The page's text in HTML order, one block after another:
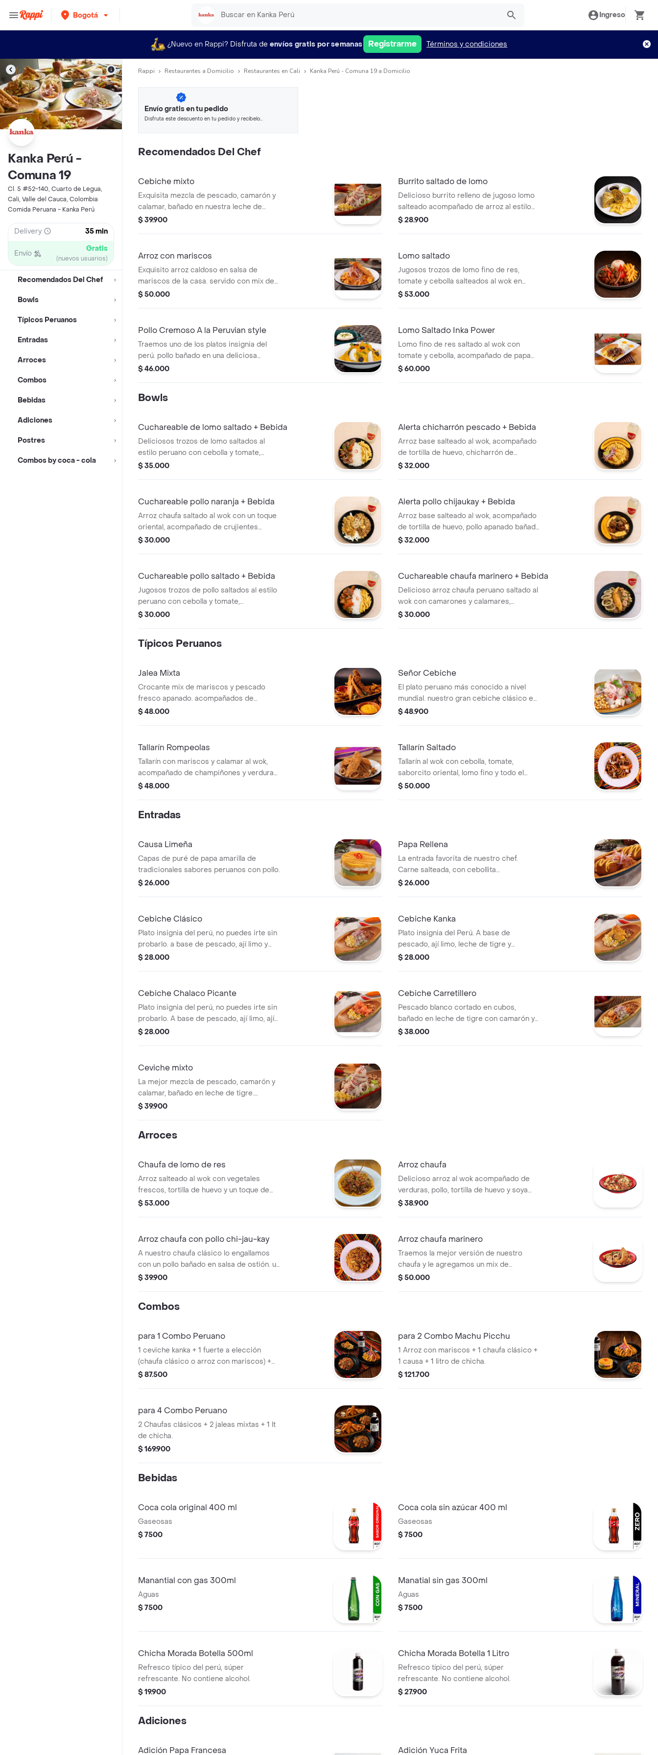
Bogotá Ingreso
¿Nuevo en Rappi? Disfruta de envíos gratis por semanas Registrarme Términos y condiciones
Kanka Perú -
Comuna 19
Cl. 5 #52-140, Cuarto de Legua,
Cali, Valle del Cauca, Colombia
Comida Peruana - Kanka Perú
Delivery 35 min
Envío Gratis
(nuevos usuarios)
Recomendados Del Chef
Bowls
Típicos Peruanos
Entradas
Arroces
Combos
Bebidas
Adiciones
Postres
Combos by coca - cola
Rappi Restaurantes a Domicilio Restaurantes en Cali Kanka Perú - Comuna 19 a Domicilio
Envío gratis en tu pedido
Disfruta este descuento en tu pedido y recíbelo
Recomendados Del Chef
Cebiche mixto
Exquisita mezcla de pescado, camarón y
calamar, bañado en nuestra leche de
tigre. acompañado de maíz chulpi y maíz
$ 39.900
Burrito saltado de lomo
Delicioso burrito relleno de jugoso lomo
salteado acompañado de arroz al estilo
peruano, envuelto en una tortilla
chips y dos salsas: una intensa de soya y
toque perfecto.
$ 28.900
Arroz con mariscos
Exquisito arroz caldoso en salsa de
mariscos de la casa. servido con mix de
camarones, calamar y pescado apanado,
$ 50.000
Lomo saltado
Jugosos trozos de lomo fino de res,
tomate y cebolla salteados al wok en
salsa de vinagre y soya. acompañado de
$ 53.000
Pollo Cremoso A la Peruvian style
Traemos uno de los platos insignia del
perú. pollo bañado en una deliciosa
crema de ají amarillo, servido sobre
$ 46.000
Lomo Saltado Inka Power
Lomo fino de res saltado al wok con
tomate y cebolla, acompañado de papa
francesa, huevos fritos y dulces tajadas
$ 60.000
Bowls
Cuchareable de lomo saltado + Bebida
Deliciosos trozos de lomo saltados al
estilo peruano con cebolla y tomate,
acompañados de papas crocantes y
damos una bebida limonada natural de
$ 35.000
Alerta chicharrón pescado + Bebida
Arroz base salteado al wok, acompañado
de tortilla de huevo, chicharrón de
pescado, sarsa criolla, una tajada de
$ 32.000
Cuchareable pollo naranja + Bebida
Arroz chaufa saltado al wok con un toque
oriental, acompañado de crujientes
trozos de pollo apanado, bañados en una
+ una limonada natural de 250 ml.
$ 30.000
Alerta pollo chijaukay + Bebida
Arroz base salteado al wok, acompañado
de tortilla de huevo, pollo apanado bañado
en salsa chijaukay, una tajada de plátano
$ 32.000
Cuchareable pollo saltado + Bebida
Jugosos trozos de pollo saltados al estilo
peruano con cebolla y tomate,
acompañados de papas crocantes y
te obsequiamos la bebida limonada de
$ 30.000
Cuchareable chaufa marinero + Bebida
Delicioso arroz chaufa peruano saltado al
wok con camarones y calamares,
acompañado de filete de pescado
$ 30.000
Típicos Peruanos
Jalea Mixta
Crocante mix de mariscos y pescado
fresco apanado. acompañados de
ensalada, yuquitas fritas y salsa especial
$ 48.000
Señor Cebiche
El plato peruano más conocido a nivel
mundial. nuestro gran cebiche clásico en
un porción doble.
$ 48.900
Tallarín Rompeolas
Tallarín con mariscos y calamar al wok,
acompañado de champiñones y verduras,
bañados en salsa de ostión, con un
$ 48.000
Tallarín Saltado
Tallarín al wok con cebolla, tomate,
saborcito oriental, lomo fino y todo el
cariño de la casa.
$ 50.000
Entradas
Causa Limeña
Capas de puré de papa amarilla de
tradicionales sabores peruanos con pollo.
$ 26.000
Papa Rellena
La entrada favorita de nuestro chef.
Carne salteada, con cebollita
caramelizada y toques de ají panca.
$ 26.000
Cebiche Clásico
Plato insignia del perú, no puedes irte sin
probarlo. a base de pescado, ají limo y
leche de tigre. acompañado de maíz
$ 28.000
Cebiche Kanka
Plato insignia del Perú. A base de
pescado, ají limo, leche de tigre y
mayonesa de ají amarillo. Acompañado de
$ 28.000
Cebiche Chalaco Picante
Plato insignia del perú, no puedes irte sin
probarlo. A base de pescado, ají limo, ají
rocoto y leche de tigre. Acompañado de
$ 28.000
Cebiche Carretillero
Pescado blanco cortado en cubos,
bañado en leche de tigre con camarón y
calamar apanado. acompañado de maíz
$ 38.000
Ceviche mixto
La mejor mezcla de pescado, camarón y
calamar, bañado en leche de tigre.
acompañado de maíz chulpi y maíz dulce.
$ 39.900
Arroces
Chaufa de lomo de res
Arroz salteado al wok con vegetales
frescos, tortilla de huevo y un toque de
salsa de soya. Acompañado de tiras de
$ 53.000
Arroz chaufa
Delicioso arroz al wok acompañado de
verduras, pollo, tortilla de huevo y soya
peruana.
$ 38.900
Arroz chaufa con pollo chi-jau-kay
A nuestro chaufa clásico lo engallamos
con un pollo bañado en salsa de ostión. un
clásico de la cocina chino - peruana.
$ 39.900
Arroz chaufa marinero
Traemos la mejor versión de nuestro
chaufa y le agregamos un mix de
mariscos y pescado apanado. .
$ 50.000
Combos
para 1 Combo Peruano
1 ceviche kanka + 1 fuerte a elección
(chaufa clásico o arroz con mariscos) +
500 ml de chicha.
$ 87.500
para 2 Combo Machu Picchu
1 Arroz con mariscos + 1 chaufa clásico +
1 causa + 1 litro de chicha.
$ 121.700
para 4 Combo Peruano
2 Chaufas clásicos + 2 jaleas mixtas + 1 lt
de chicha.
$ 169.900
Bebidas
Coca cola original 400 ml
Gaseosas
$ 7500
Coca cola sin azúcar 400 ml
Gaseosas
$ 7500
Manantial con gas 300ml
Aguas
$ 7500
Manatial sin gas 300ml
Aguas
$ 7500
Chicha Morada Botella 500ml
Refresco típico del perú, súper
refrescante. No contiene alcohol.
$ 19.900
Chicha Morada Botella 1 Litro
Refresco típico del perú, súper
refrescante. No contiene alcohol.
$ 27.900
Adiciones
Adición Papa Francesa Adición Yuca Frita